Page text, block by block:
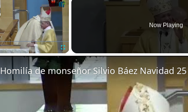
Now Playing
Homilía de monseñor Silvio Báez Navidad